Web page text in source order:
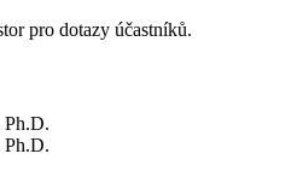
pro dotazy účastníků.
Ph.D.
Ph.D.